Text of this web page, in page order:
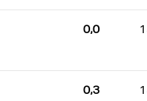
0,0
0,3